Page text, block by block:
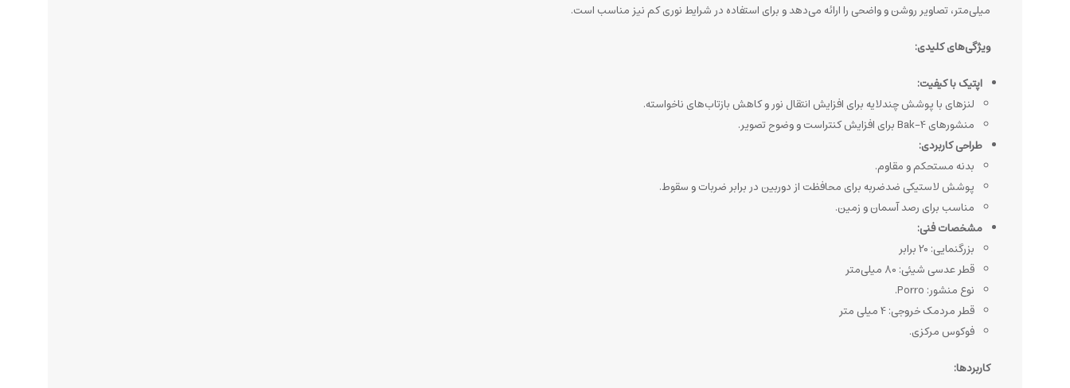
میلی‌متر، تصاویر روشن و واضحی را ارائه می‌دهد و برای استفاده در شرایط نوری کم نیز مناسب است.
ویژگی‌های کلیدی:
اپتیک با کیفیت:
لنزهای با پوشش چندلایه برای افزایش انتقال نور و کاهش بازتاب‌های ناخواسته.
منشورهای Bak-4 برای افزایش کنتراست و وضوح تصویر.
طراحی کاربردی:
بدنه مستحکم و مقاوم.
پوشش لاستیکی ضدضربه برای محافظت از دوربین در برابر ضربات و سقوط.
مناسب برای رصد آسمان و زمین.
مشخصات فنی:
بزرگنمایی: 20 برابر
قطر عدسی شیئی: 80 میلی‌متر
نوع منشور: Porro.
قطر مردمک خروجی: 4 میلی متر
فوکوس مرکزی.
کاربردها: